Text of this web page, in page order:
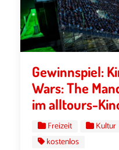
Gewinnspiel:
Wars: The
im alltours-
Freizeit Kultur
kostenlos